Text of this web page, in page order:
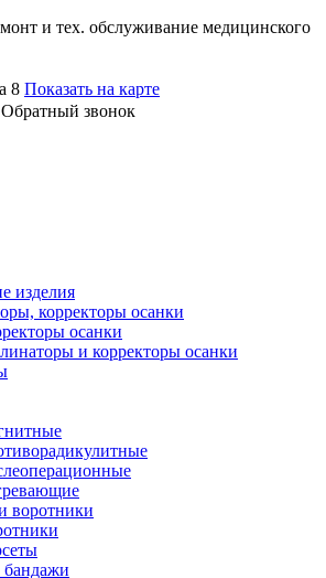
и тех. обслуживание медицинского
8 Показать на карте
Обратный звонок
изделия
корректоры осанки
осанки
и корректоры осанки
воротники